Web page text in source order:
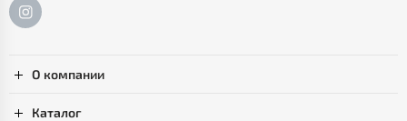
О компании
Каталог